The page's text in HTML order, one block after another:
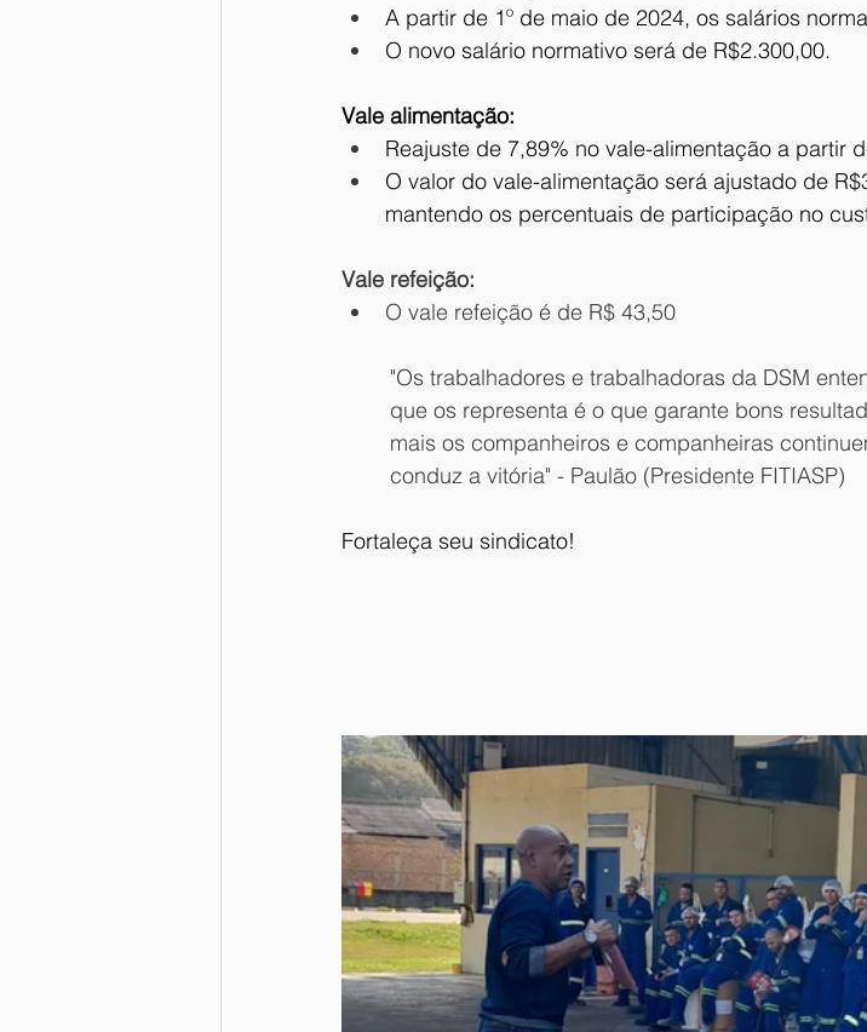
A partir de 1º de maio de 2024, os salários
O novo salário normativo será de R$2.300,00.
Vale alimentação:
Reajuste de 7,89% no vale-alimentação a partir
O valor do vale-alimentação será ajustado de
mantendo os percentuais de participação no
Vale refeição:
O vale refeição é de R$ 43,50
"Os trabalhadores e trabalhadoras da DSM
que os representa é o que garante bons
mais os companheiros e companheiras
conduz a vitória" - Paulão (Presidente FITIASP)
Fortaleça seu sindicato!